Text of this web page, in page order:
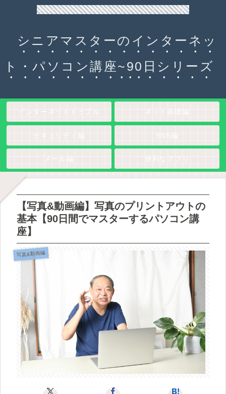
90日チャレンジ！シニアのためのパソコン・インターネット入門
シニアマスターのインターネッ
ト・パソコン講座~90日シリーズ
【写真&動画編】写真のプリントアウトの
基本【90日間でマスターするパソコン講
座】
写真&動画編